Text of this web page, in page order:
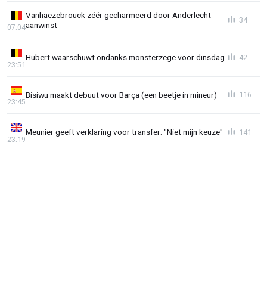
Vanhaezebrouck zéér gecharmeerd door Anderlecht-
aanwinst
07:04
34
Hubert waarschuwt ondanks monsterzege voor dinsdag
23:51
42
Bisiwu maakt debuut voor Barça (een beetje in mineur)
23:45
116
Meunier geeft verklaring voor transfer: "Niet mijn keuze"
23:19
141